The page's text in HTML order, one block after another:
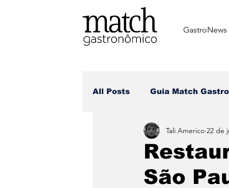
GastroNews
All Posts ⁠Guia Match
Review dos matchers
Receitas dos Chefes
São
Tali Americo 22 de